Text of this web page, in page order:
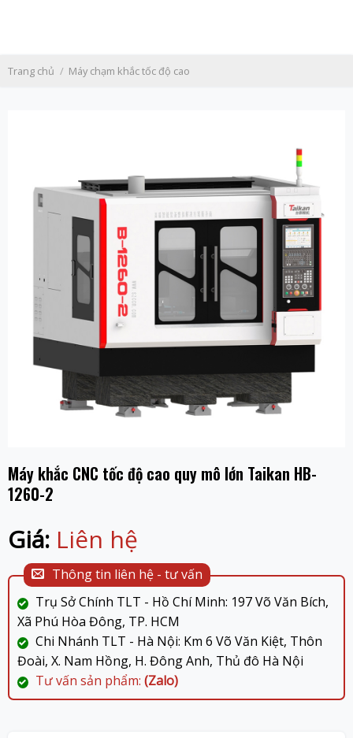
Trang chủ / Máy chạm khắc tốc độ cao
Máy khắc CNC tốc độ cao quy mô lớn Taikan HB-
1260-2
Giá:Liên hệ
Thông tin liên hệ - tư vấn
Trụ Sở Chính TLT - Hồ Chí Minh: 197 Võ Văn Bích,
Xã Phú Hòa Đông, TP. HCM
Chi Nhánh TLT - Hà Nội: Km 6 Võ Văn Kiệt, Thôn
Đoài, X. Nam Hồng, H. Đông Anh, Thủ đô Hà Nội
Tư vấn sản phẩm: (Zalo)